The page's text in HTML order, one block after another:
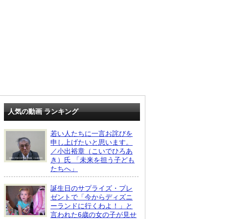
人気の動画 ランキング
若い人たちに一言お詫びを
申し上げたいと思います。
／小出裕章（こいでひろあ
き）氏 「未来を担う子ども
たちへ」
誕生日のサプライズ・プレ
ゼントで「今からディズニ
ーランドに行くわよ！」と
言われた6歳の女の子が見せ